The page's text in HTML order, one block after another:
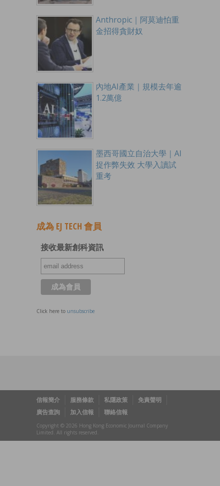
Anthropic｜阿莫迪怕重
金招得貪財奴
內地AI產業｜規模去年逾
1.2萬億
墨西哥國立自治大學｜AI
捉作弊失效 大學入讀試
重考
成為 EJ TECH 會員
接收最新創科資訊
Click here to unsubscribe
信報簡介 服務條款 私隱政策
免責聲明
廣告查詢
加入信報 聯絡信報
Copyright © 2026 Hong Kong Economic Journal Company
Limited. All rights reserved.